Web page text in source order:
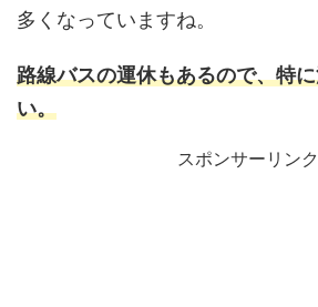
多くなっていますね。
路線バスの運休もあるので、特
い。
スポンサーリンク